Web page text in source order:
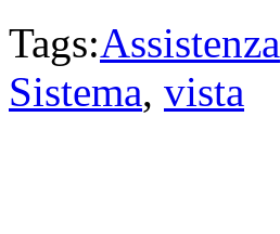
Tags:Assistenza
Sistema, vista